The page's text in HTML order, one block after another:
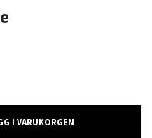
I VARUKORGEN